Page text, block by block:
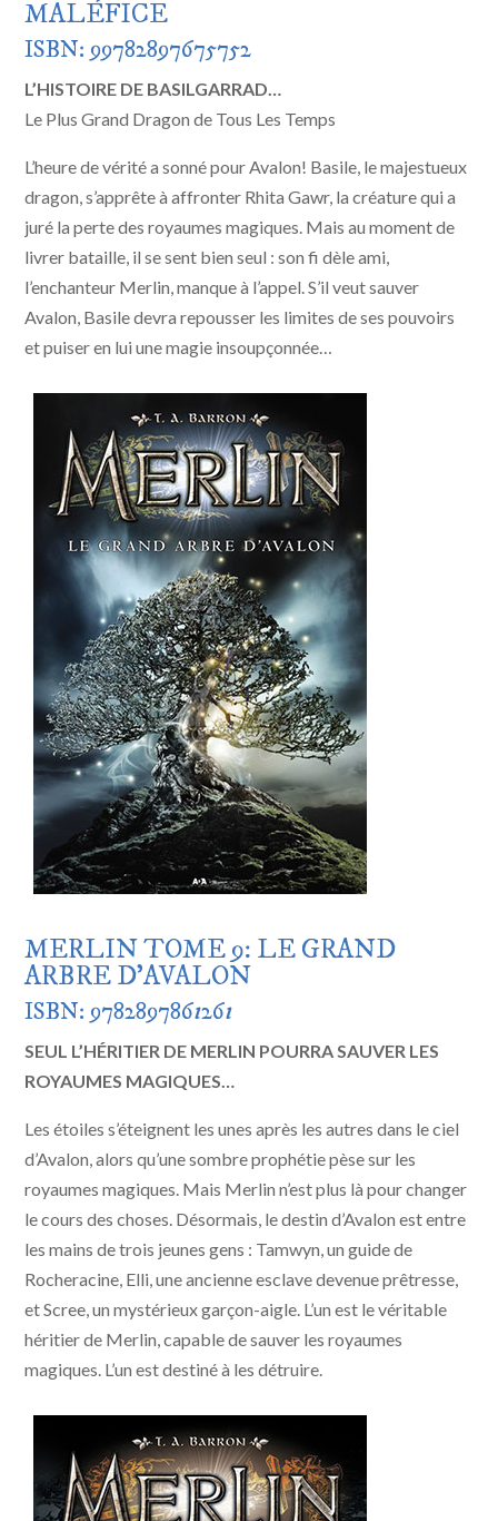
MALÉFICE
ISBN: 99782897675752
L’HISTOIRE DE BASILGARRAD…
Le Plus Grand Dragon de Tous Les Temps
L’heure de vérité a sonné pour Avalon! Basile, le majestueux
dragon, s’apprête à affronter Rhita Gawr, la créature qui a
juré la perte des royaumes magiques. Mais au moment de
livrer bataille, il se sent bien seul : son fi dèle ami,
l’enchanteur Merlin, manque à l’appel. S’il veut sauver
Avalon, Basile devra repousser les limites de ses pouvoirs
et puiser en lui une magie insoupçonnée…
MERLIN TOME 9: LE GRAND
ARBRE D’AVALON
ISBN: 9782897861261
SEUL L’HÉRITIER DE MERLIN POURRA SAUVER LES
ROYAUMES MAGIQUES…
Les étoiles s’éteignent les unes après les autres dans le ciel
d’Avalon, alors qu’une sombre prophétie pèse sur les
royaumes magiques. Mais Merlin n’est plus là pour changer
le cours des choses. Désormais, le destin d’Avalon est entre
les mains de trois jeunes gens : Tamwyn, un guide de
Rocheracine, Elli, une ancienne esclave devenue prêtresse,
et Scree, un mystérieux garçon-aigle. L’un est le véritable
héritier de Merlin, capable de sauver les royaumes
magiques. L’un est destiné à les détruire.